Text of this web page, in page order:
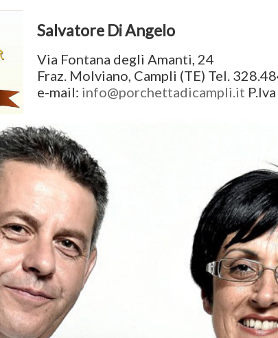
Salvatore Di Angelo
Via Fontana degli Amanti, 24
Fraz. Molviano, Campli (TE) Tel.
e-mail: info@porchettadicampli.it